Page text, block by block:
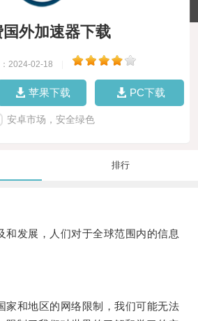
国外加速器下载
2024-02-18
苹果下载 PC下载
安卓市场，安全绿色
排行
发展，人们对于全球范围内的信息
和地区的网络限制，我们可能无法